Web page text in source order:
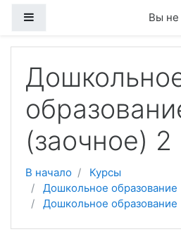
Вы не
(заочное) 2
В начало
Курсы
Дошкольное образование
Дошкольное образование